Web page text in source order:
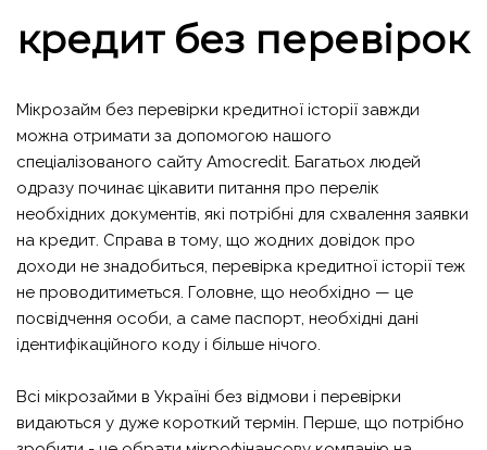
кредит без перевірок
Мікрозайм без перевірки кредитної історії завжди
можна отримати за допомогою нашого
спеціалізованого сайту Amocredit. Багатьох людей
одразу починає цікавити питання про перелік
необхідних документів, які потрібні для схвалення заявки
на кредит. Справа в тому, що жодних довідок про
доходи не знадобиться, перевірка кредитної історії теж
не проводитиметься. Головне, що необхідно — це
посвідчення особи, а саме паспорт, необхідні дані
ідентифікаційного коду і більше нічого.
Всі мікрозайми в Україні без відмови і перевірки
видаються у дуже короткий термін. Перше, що потрібно